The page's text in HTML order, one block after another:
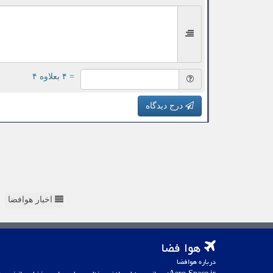
= ۴ بعلاوه ۴
درج دیدگاه
اخبار هوافضا
هوا فضا
درباره هوافضا